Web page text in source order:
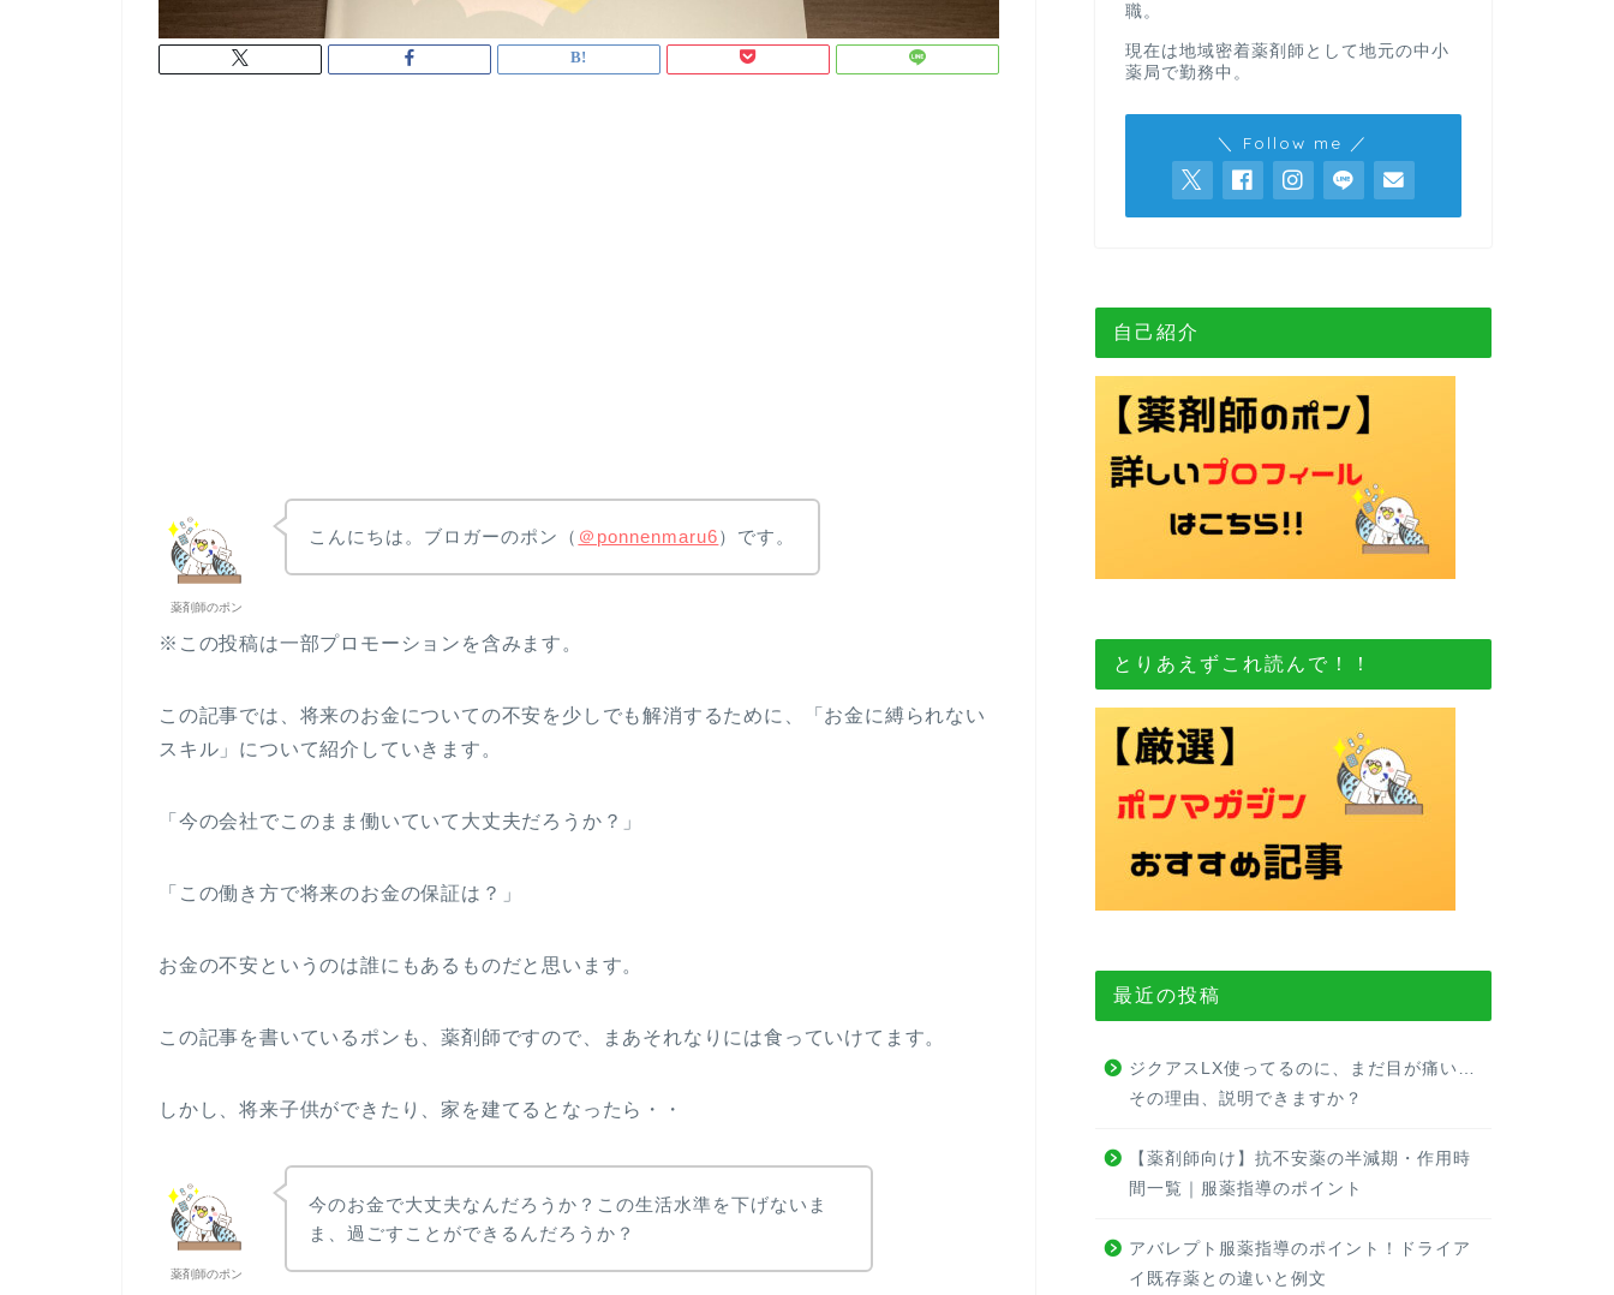
薬剤師のポン
こんにちは。ブロガーのポン（ ＠ponnenmaru6）です。
※この投稿は一部プロモーションを含みます。
この記事では、将来のお金についての不安を少しでも解消するために、「お金に縛られない
スキル」について紹介していきます。
「今の会社でこのまま働いていて大丈夫だろうか？」
「この働き方で将来のお金の保証は？」
お金の不安というのは誰にもあるものだと思います。
この記事を書いているポンも、薬剤師ですので、まあそれなりには食っていけてます。
しかし、将来子供ができたり、家を建てるとなったら・・
薬剤師のポン
今のお金で大丈夫なんだろうか？この生活水準を下げないま
ま、過ごすことができるんだろうか？
職。
現在は地域密着薬剤師として地元の中小
薬局で勤務中。
＼ Follow me ／
自己紹介
とりあえずこれ読んで！！
最近の投稿
ジクアスLX使ってるのに、まだ目が痛い…
その理由、説明できますか？
【薬剤師向け】抗不安薬の半減期・作用時
間一覧｜服薬指導のポイント
アバレプト服薬指導のポイント！ドライア
イ既存薬との違いと例文